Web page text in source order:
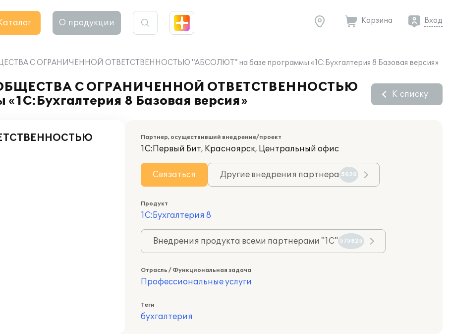
О продукции Корзина Вход
С ОГРАНИЧЕННОЙ ОТВЕТСТВЕННОСТЬЮ "АБСОЛЮТ" на базе программы «1С:Бухгалтерия 8 Базовая версия»
ОБЩЕСТВА С ОГРАНИЧЕННОЙ ОТВЕТСТВЕННОСТЬЮ
8 Базовая версия»
К списку
Партнер, осуществивший внедрение/проект
1С:Первый Бит, Красноярск, Центральный офис
Связаться Другие внедрения партнера 5020
Продукт
1С:Бухгалтерия 8
Внедрения продукта всеми партнерами "1С" 575825
Отрасль / Функциональная задача
Профессиональные услуги
Теги
бухгалтерия